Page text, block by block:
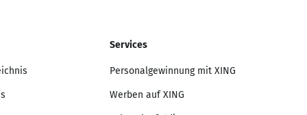
Services
Personalgewinnung mit XING
Werben auf XING